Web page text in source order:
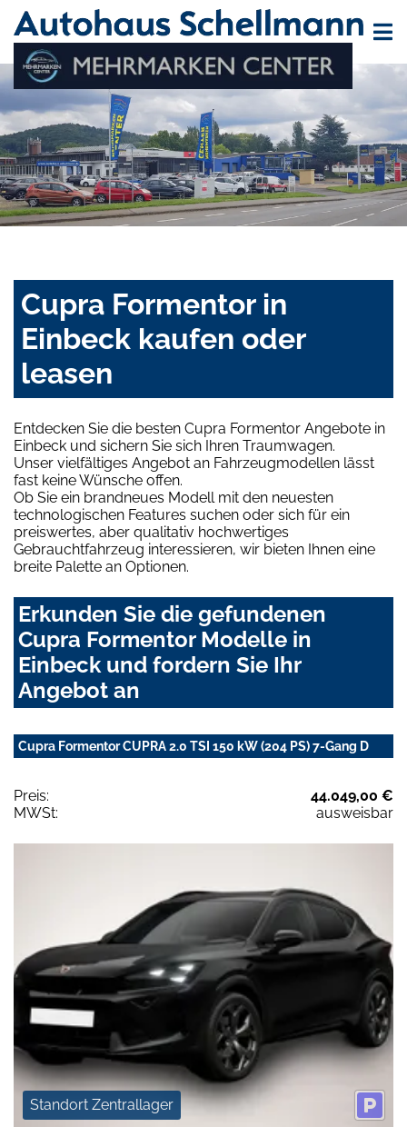
Cupra Formentor in
Einbeck kaufen oder
leasen
Entdecken Sie die besten Cupra Formentor Angebote in
Einbeck und sichern Sie sich Ihren Traumwagen.
Unser vielfältiges Angebot an Fahrzeugmodellen lässt
fast keine Wünsche offen.
Ob Sie ein brandneues Modell mit den neuesten
technologischen Features suchen oder sich für ein
preiswertes, aber qualitativ hochwertiges
Gebrauchtfahrzeug interessieren, wir bieten Ihnen eine
breite Palette an Optionen.
Erkunden Sie die gefundenen
Cupra Formentor Modelle in
Einbeck und fordern Sie Ihr
Angebot an
Cupra Formentor CUPRA 2.0 TSI 150 kW (204 PS) 7-Gang D
Preis:
44.049,00 €
MWSt:
ausweisbar
Standort Zentrallager